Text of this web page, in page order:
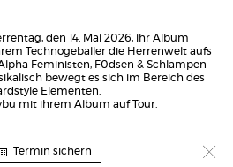
den 14. Mai 2026, ihr Album
Technogeballer die Herrenwelt aufs
Feministen, F0dsen & Schlampen
bewegt es sich im Bereich des
Elementen.
mit ihrem Album auf Tour.
Termin sichern